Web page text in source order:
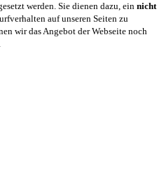
werden. Sie dienen dazu, ein nicht
auf unseren Seiten zu
wir das Angebot der Webseite noch